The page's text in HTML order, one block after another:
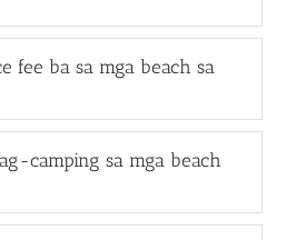
fee ba sa mga beach sa
camping sa mga beach